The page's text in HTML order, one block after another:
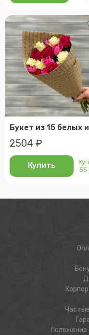
2504 ₽
Купить
55
Положение